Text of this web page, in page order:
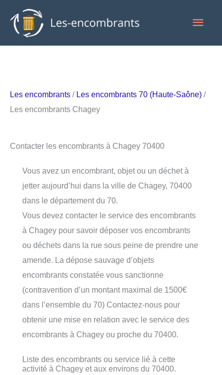
contenu
Les encombrants / Les encombrants 70 (Haute-Saône) /
Les encombrants Chagey
Contacter les encombrants à Chagey 70400
Vous avez un encombrant, objet ou un déchet à
jetter aujourd’hui dans la ville de Chagey, 70400
dans le département du 70.
Vous devez contacter le service des encombrants
à Chagey pour savoir déposer vos encombrants
ou déchets dans la rue sous peine de prendre une
amende. La dépose sauvage d’objets
encombrants constatée vous sanctionne
(contravention d’un montant maximal de 1500€
dans l’ensemble du 70) Contactez-nous pour
obtenir une mise en relation avec le service des
encombrants à Chagey ou proche du 70400.
Liste des encombrants ou service lié à cette
activité à Chagey et aux environs du 70400.